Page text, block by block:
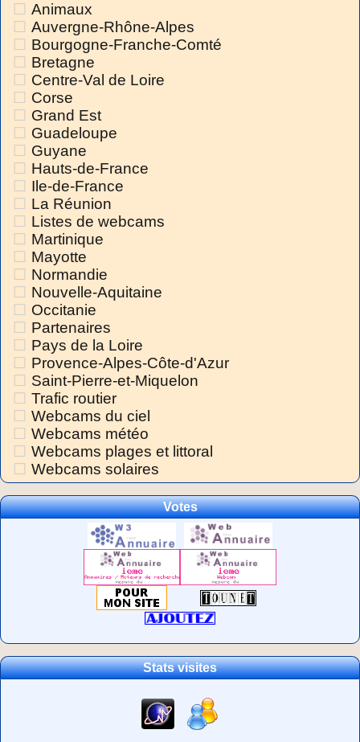
Animaux
Auvergne-Rhône-Alpes
Bourgogne-Franche-Comté
Bretagne
Centre-Val de Loire
Corse
Grand Est
Guadeloupe
Guyane
Hauts-de-France
Ile-de-France
La Réunion
Listes de webcams
Martinique
Mayotte
Normandie
Nouvelle-Aquitaine
Occitanie
Partenaires
Pays de la Loire
Provence-Alpes-Côte-d'Azur
Saint-Pierre-et-Miquelon
Trafic routier
Webcams du ciel
Webcams météo
Webcams plages et littoral
Webcams solaires
Votes
Stats visites